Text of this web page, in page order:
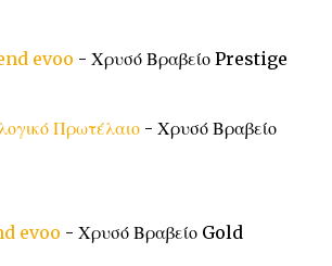
evoo - Χρυσό Βραβείο Prestige
Πρωτέλαιο - Χρυσό Βραβείο
evoo - Χρυσό Βραβείο Gold